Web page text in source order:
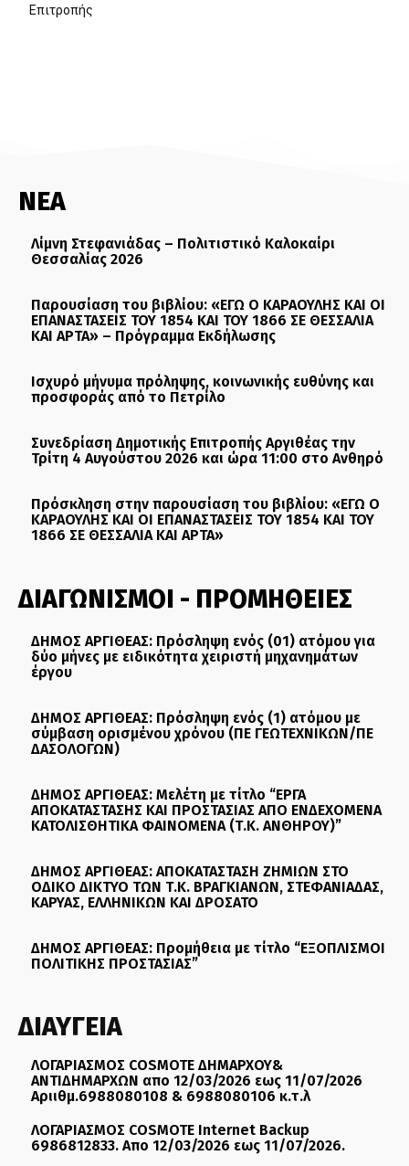
Επιτροπής
ΝΕΑ
Λίμνη Στεφανιάδας – Πολιτιστικό Καλοκαίρι
Θεσσαλίας 2026
Παρουσίαση του βιβλίου: «ΕΓΩ Ο ΚΑΡΑΟΥΛΗΣ ΚΑΙ ΟΙ
ΕΠΑΝΑΣΤΑΣΕΙΣ ΤΟΥ 1854 ΚΑΙ ΤΟΥ 1866 ΣΕ ΘΕΣΣΑΛΙΑ
ΚΑΙ ΑΡΤΑ» – Πρόγραμμα Εκδήλωσης
Ισχυρό μήνυμα πρόληψης, κοινωνικής ευθύνης και
προσφοράς από το Πετρίλο
Συνεδρίαση Δημοτικής Επιτροπής Αργιθέας την
Τρίτη 4 Αυγούστου 2026 και ώρα 11:00 στο Ανθηρό
Πρόσκληση στην παρουσίαση του βιβλίου: «ΕΓΩ Ο
ΚΑΡΑΟΥΛΗΣ ΚΑΙ ΟΙ ΕΠΑΝΑΣΤΑΣΕΙΣ ΤΟΥ 1854 ΚΑΙ ΤΟΥ
1866 ΣΕ ΘΕΣΣΑΛΙΑ ΚΑΙ ΑΡΤΑ»
ΔΙΑΓΩΝΙΣΜΟΙ - ΠΡΟΜΗΘΕΙΕΣ
ΔΗΜΟΣ ΑΡΓΙΘΕΑΣ: Πρόσληψη ενός (01) ατόμου για
δύο μήνες με ειδικότητα χειριστή μηχανημάτων
έργου
ΔΗΜΟΣ ΑΡΓΙΘΕΑΣ: Πρόσληψη ενός (1) ατόμου με
σύμβαση ορισμένου χρόνου (ΠΕ ΓΕΩΤΕΧΝΙΚΩΝ/ΠΕ
ΔΑΣΟΛΟΓΩΝ)
ΔΗΜΟΣ ΑΡΓΙΘΕΑΣ: Μελέτη με τίτλο “ΕΡΓΑ
ΑΠΟΚΑΤΑΣΤΑΣΗΣ ΚΑΙ ΠΡΟΣΤΑΣΙΑΣ ΑΠΟ ΕΝΔΕΧΟΜΕΝΑ
ΚΑΤΟΛΙΣΘΗΤΙΚΑ ΦΑΙΝΟΜΕΝΑ (Τ.Κ. ΑΝΘΗΡΟΥ)”
ΔΗΜΟΣ ΑΡΓΙΘΕΑΣ: ΑΠΟΚΑΤΑΣΤΑΣΗ ΖΗΜΙΩΝ ΣΤΟ
ΟΔΙΚΟ ΔΙΚΤΥΟ ΤΩΝ Τ.Κ. ΒΡΑΓΚΙΑΝΩΝ, ΣΤΕΦΑΝΙΑΔΑΣ,
ΚΑΡΥΑΣ, ΕΛΛΗΝΙΚΩΝ ΚΑΙ ΔΡΟΣΑΤΟ
ΔΗΜΟΣ ΑΡΓΙΘΕΑΣ: Προμήθεια με τίτλο “ΕΞΟΠΛΙΣΜΟΙ
ΠΟΛΙΤΙΚΗΣ ΠΡΟΣΤΑΣΙΑΣ”
ΔΙΑΥΓΕΙΑ
ΛΟΓΑΡΙΑΣΜΟΣ COSMOTE ΔΗΜΑΡΧΟΥ&
ΑΝΤΙΔΗΜΑΡΧΩΝ απο 12/03/2026 εως 11/07/2026
Αριιθμ.6988080108 & 6988080106 κ.τ.λ
ΛΟΓΑΡΙΑΣΜΟΣ COSMOTE Internet Backup
6986812833. Απο 12/03/2026 εως 11/07/2026.